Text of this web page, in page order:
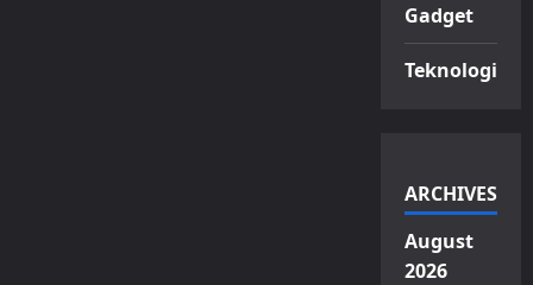
Gadget
Teknologi
ARCHIVES
August
2026